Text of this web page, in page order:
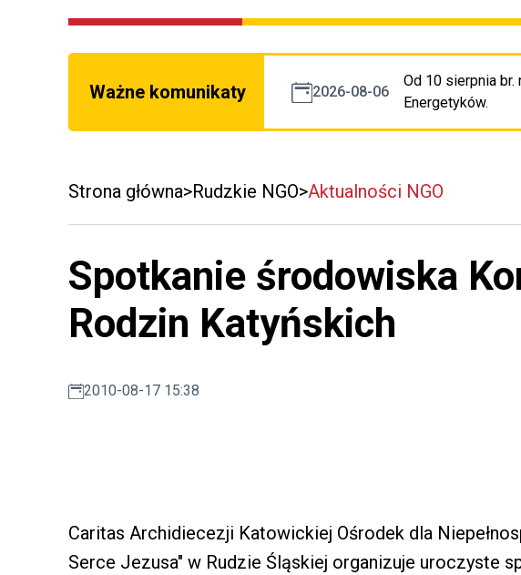
Ważne komunikaty 2026-08-06
Od 10 sierpnia
Energetyków.
Strona główna Rudzkie NGO Aktualności NGO
Spotkanie środowiska
Rodzin Katyńskich
2010-08-17 15:38
Caritas Archidiecezji Katowickiej Ośrodek dla
Serce Jezusa" w Rudzie Śląskiej organizuje uroczyste